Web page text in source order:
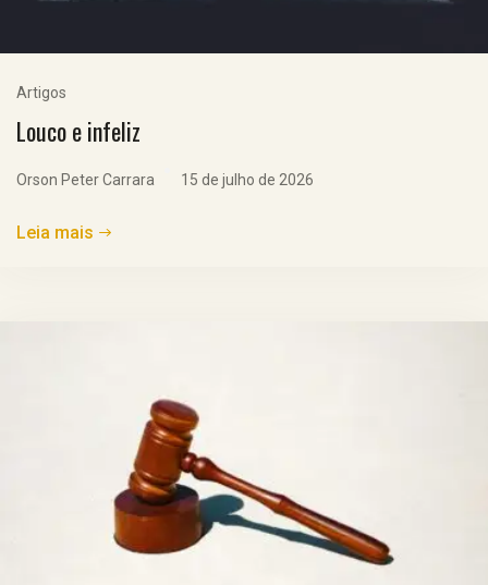
Artigos
Louco e infeliz
Orson Peter Carrara 15 de julho de 2026
Leia mais